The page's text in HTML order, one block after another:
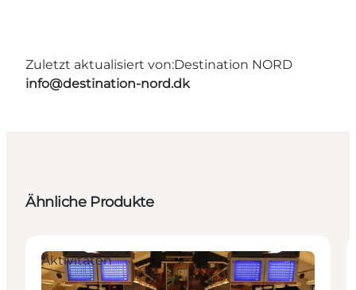
Zuletzt aktualisiert von:Destination NORD
info@destination-nord.dk
Ähnliche Produkte
Aktivitäten